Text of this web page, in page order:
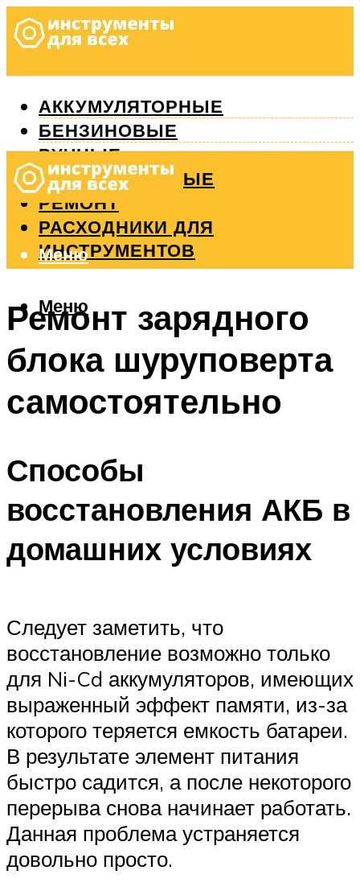
АККУМУЛЯТОРНЫЕ
БЕНЗИНОВЫЕ
РУЧНЫЕ
ИЗМЕРИТЕЛЬНЫЕ
РЕМОНТ
РАСХОДНИКИ ДЛЯ
ИНСТРУМЕНТОВ
Меню
Меню
Ремонт зарядного
блока шуруповерта
самостоятельно
Способы
восстановления АКБ в
домашних условиях
Следует заметить, что
восстановление возможно только
для Ni-Cd аккумуляторов, имеющих
выраженный эффект памяти, из-за
которого теряется емкость батареи.
В результате элемент питания
быстро садится, а после некоторого
перерыва снова начинает работать.
Данная проблема устраняется
довольно просто.